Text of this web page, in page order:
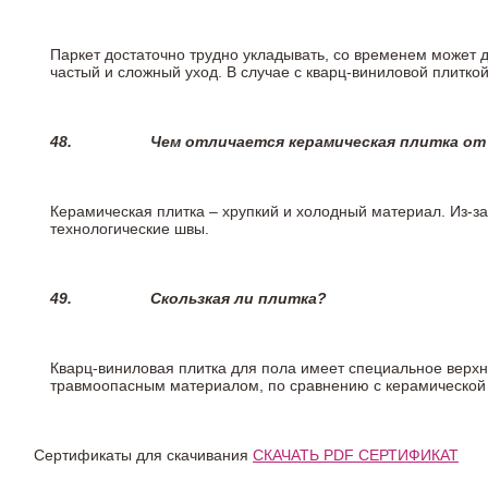
Паркет достаточно трудно укладывать, со временем
частый и сложный уход. В случае с кварц-виниловой
48. Чем отличается керамическая плитка
Керамическая плитка – хрупкий и холодный материал. Из-
технологические швы.
49. Скользкая ли плитка?
Кварц-виниловая плитка для пола имеет специальное
травмоопасным материалом, по сравнению с
Сертификаты для скачивания СКАЧАТЬ PDF СЕРТИФИКАТ